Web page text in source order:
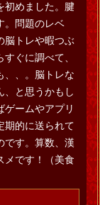
初めました。腱
。問題のレベ
脳トレや暇つぶ
ぐに調べて、
、、。脳トレな
、と思うかもし
ゲームやアプリ
期的に送られて
です。算数、漢
メです！（美食